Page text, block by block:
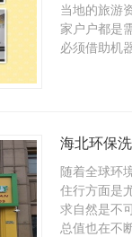
当地的旅游
家户户都是
必须借助机
海北环保
随着全球环
住行方面是
求自然是不
总值也在不